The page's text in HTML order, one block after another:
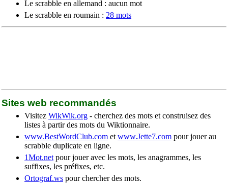
Le scrabble en allemand : aucun mot
Le scrabble en roumain : 28 mots
Sites web recommandés
Visitez WikWik.org - cherchez des mots et construisez des
listes à partir des mots du Wiktionnaire.
www.BestWordClub.com et www.Jette7.com pour jouer au
scrabble duplicate en ligne.
1Mot.net pour jouer avec les mots, les anagrammes, les
suffixes, les préfixes, etc.
Ortograf.ws pour chercher des mots.